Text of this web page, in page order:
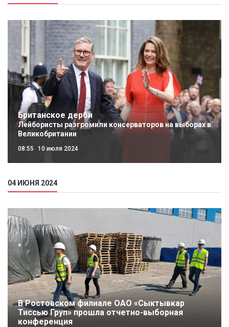
Британское дерби
Лейбористы разгромили консерваторов на выборах в
Великобритании
08:55 10 июля 2024
04 ИЮНЯ 2024
В Ростовском филиале ОАО «Сыктывкар
Тиссью Груп» прошла отчетно-выборная
конференция